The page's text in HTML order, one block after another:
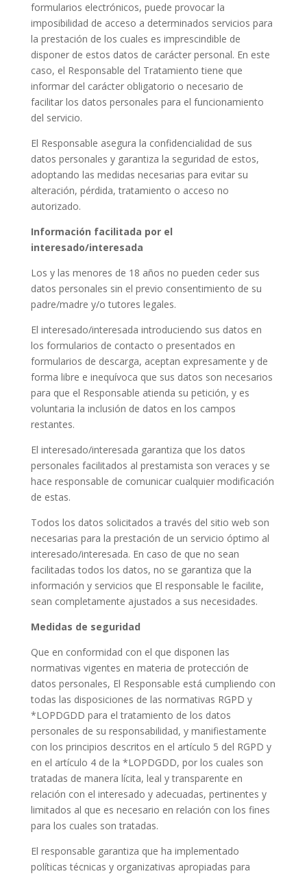
formularios electrónicos, puede provocar la
imposibilidad de acceso a determinados servicios para
la prestación de los cuales es imprescindible de
disponer de estos datos de carácter personal. En este
caso, el Responsable del Tratamiento tiene que
informar del carácter obligatorio o necesario de
facilitar los datos personales para el funcionamiento
del servicio.
El Responsable asegura la confidencialidad de sus
datos personales y garantiza la seguridad de estos,
adoptando las medidas necesarias para evitar su
alteración, pérdida, tratamiento o acceso no
autorizado.
Información facilitada por el
interesado/interesada
Los y las menores de 18 años no pueden ceder sus
datos personales sin el previo consentimiento de su
padre/madre y/o tutores legales.
El interesado/interesada introduciendo sus datos en
los formularios de contacto o presentados en
formularios de descarga, aceptan expresamente y de
forma libre e inequívoca que sus datos son necesarios
para que el Responsable atienda su petición, y es
voluntaria la inclusión de datos en los campos
restantes.
El interesado/interesada garantiza que los datos
personales facilitados al prestamista son veraces y se
hace responsable de comunicar cualquier modificación
de estas.
Todos los datos solicitados a través del sitio web son
necesarias para la prestación de un servicio óptimo al
interesado/interesada. En caso de que no sean
facilitadas todos los datos, no se garantiza que la
información y servicios que El responsable le facilite,
sean completamente ajustados a sus necesidades.
Medidas de seguridad
Que en conformidad con el que disponen las
normativas vigentes en materia de protección de
datos personales, El Responsable está cumpliendo con
todas las disposiciones de las normativas RGPD y
*LOPDGDD para el tratamiento de los datos
personales de su responsabilidad, y manifiestamente
con los principios descritos en el artículo 5 del RGPD y
en el artículo 4 de la *LOPDGDD, por los cuales son
tratadas de manera lícita, leal y transparente en
relación con el interesado y adecuadas, pertinentes y
limitados al que es necesario en relación con los fines
para los cuales son tratadas.
El responsable garantiza que ha implementado
políticas técnicas y organizativas apropiadas para